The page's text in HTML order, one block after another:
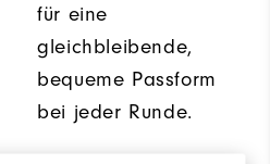
für eine
gleichbleibende,
bequeme Passform
bei jeder Runde.